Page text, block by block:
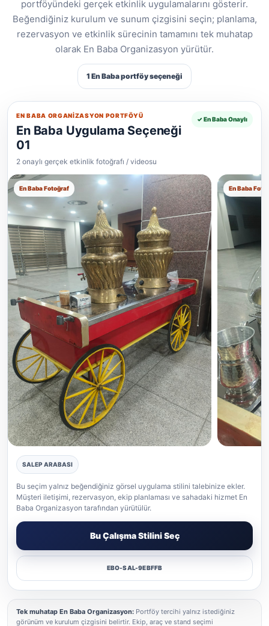
portföyündeki gerçek etkinlik uygulamalarını gösterir.
Beğendiğiniz kurulum ve sunum çizgisini seçin; planlama,
rezervasyon ve etkinlik sürecinin tamamını tek muhatap
olarak En Baba Organizasyon yürütür.
1 En Baba portföy seçeneği
EN BABA ORGANIZASYON PORTFÖYÜ
En Baba Uygulama Seçeneği
01
2 onaylı gerçek etkinlik fotoğrafı / videosu
✓ En Baba Onaylı
En Baba Fotoğraf
Salep gerçek etkinlik uygulaması
En Baba
SALEP ARABASI
Bu seçim yalnız beğendiğiniz görsel uygulama stilini talebinize ekler.
Müşteri iletişimi, rezervasyon, ekip planlaması ve sahadaki hizmet En
Baba Organizasyon tarafından yürütülür.
Bu Çalışma Stilini Seç
EBO-SAL-9EBFFB
Tek muhatap En Baba Organizasyon: Portföy tercihi yalnız istediğiniz
görünüm ve kurulum çizgisini belirtir. Ekip, araç ve stand seçimi